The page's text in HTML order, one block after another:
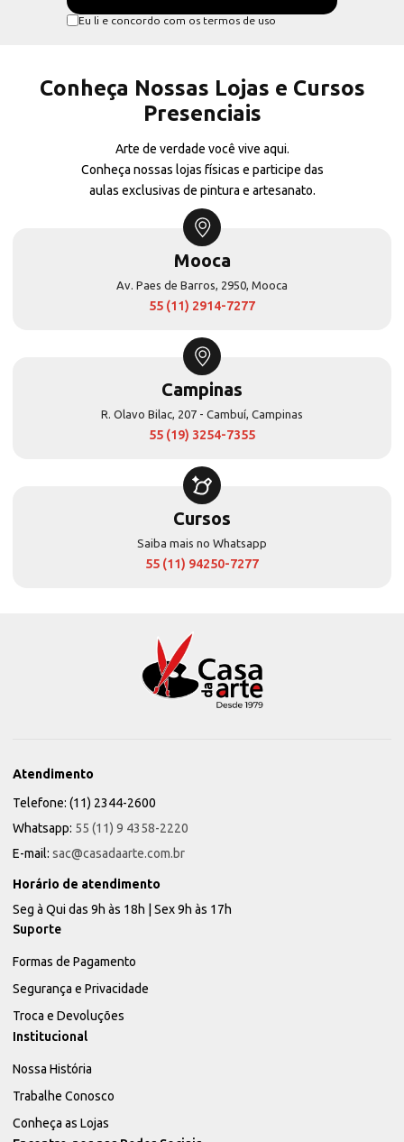
Eu li e concordo com os termos de uso
Conheça Nossas Lojas e Cursos
Presenciais
Arte de verdade você vive aqui.
Conheça nossas lojas físicas e participe das
aulas exclusivas de pintura e artesanato.
Mooca
Av. Paes de Barros, 2950, Mooca
55 (11) 2914-7277
Campinas
R. Olavo Bilac, 207 - Cambuí, Campinas
55 (19) 3254-7355
Cursos
Saiba mais no Whatsapp
55 (11) 94250-7277
Atendimento
Telefone: (11) 2344-2600
Whatsapp: 55 (11) 9 4358-2220
E-mail: sac@casadaarte.com.br
Horário de atendimento
Seg à Qui das 9h às 18h | Sex 9h às 17h
Suporte
Formas de Pagamento
Segurança e Privacidade
Troca e Devoluções
Institucional
Nossa História
Trabalhe Conosco
Conheça as Lojas